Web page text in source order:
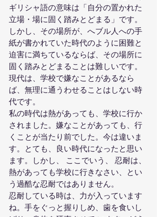
ギリシャ語の意味は「自分の置かれた
立場・場に固く踏みとどまる」です。
しかし、その場所が、へブル人への手
紙が書かれていた時代のように困難と
迫害に満ちているならば、その場所に
固く踏みとどまることは難しいです。
現代は、学校で嫌なことがあるなら
ば、無理に通うわせることはしない時
代です。
私の時代は熱があっても、学校に行か
されました。嫌なことがあっても、行
くことが当たり前でした。今は違いま
す。とても、良い時代になったと思い
ます。しかし、 ここでいう、 忍耐は、
熱があっても学校に行きなさい、とい
う過酷な忍耐ではありません。
忍耐している時は、力が入っています
ね。手をぐっと握りしめ、歯を食いし